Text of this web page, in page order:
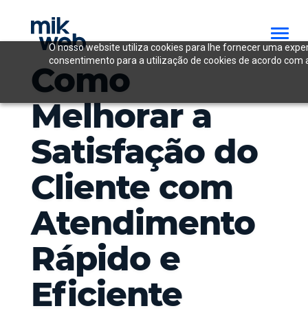
O nosso website utiliza cookies para lhe fornecer uma
consentimento para a utilização de cookies de acordo com
Como
Melhorar a
Satisfação do
Cliente com
Atendimento
Rápido e
Eficiente